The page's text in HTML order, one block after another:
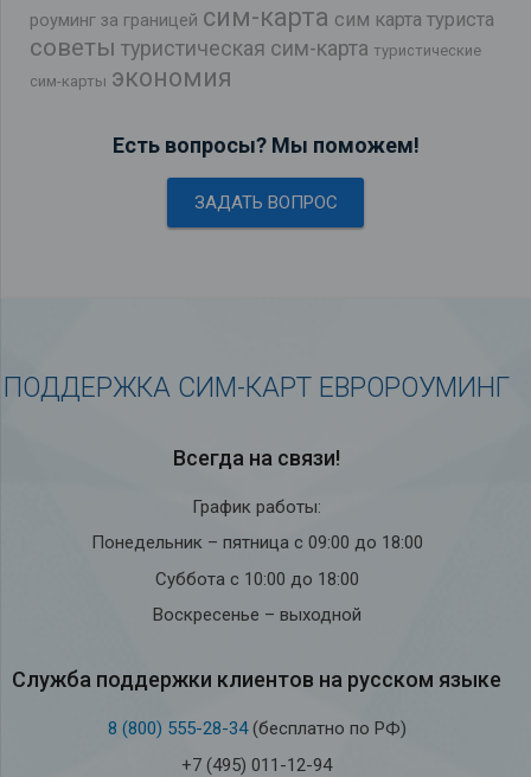
роуминг за границей сим-карта сим карта туриста
советы туристическая сим-карта туристические
сим-карты экономия
Есть вопросы? Мы поможем!
ЗАДАТЬ ВОПРОС
ПОДДЕРЖКА СИМ-КАРТ ЕВРОРОУМИНГ
Всегда на связи!
График работы:
Понедельник – пятница с 09:00 до 18:00
Суббота с 10:00 до 18:00
Воскресенье – выходной
Служба под­держки кли­ен­тов на рус­ском языке
8 (800) 555-28-34(бесплатно по РФ)
+7 (495) 011-12-94